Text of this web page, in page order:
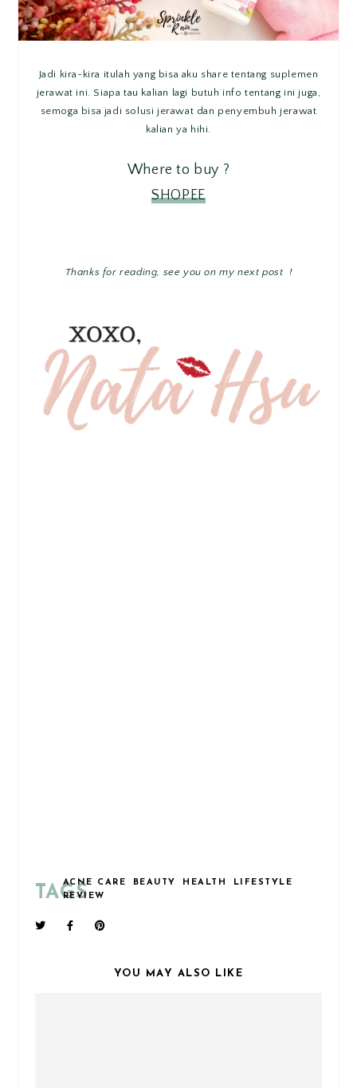
Jadi kira-kira itulah yang bisa aku share tentang suplemen
jerawat ini. Siapa tau kalian lagi butuh info tentang ini juga,
semoga bisa jadi solusi jerawat dan penyembuh jerawat
kalian ya hihi.
Where to buy ?
SHOPEE
Thanks for reading, see you on my next post !
TAGS
ACNE CARE BEAUTY HEALTH
LIFESTYLE
REVIEW
YOU MAY ALSO LIKE